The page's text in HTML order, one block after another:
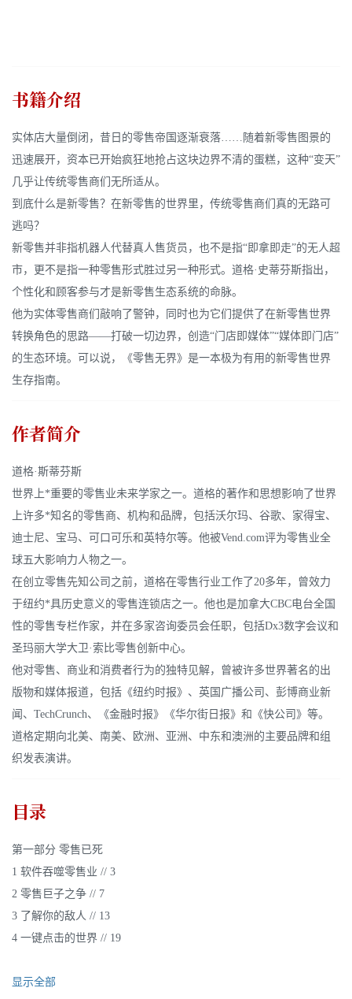
书籍介绍
实体店大量倒闭，昔日的零售帝国逐渐衰落……随着新零售图景的
迅速展开，资本已开始疯狂地抢占这块边界不清的蛋糕，这种“变天”
几乎让传统零售商们无所适从。
到底什么是新零售？在新零售的世界里，传统零售商们真的无路可
逃吗？
新零售并非指机器人代替真人售货员，也不是指“即拿即走”的无人超
市，更不是指一种零售形式胜过另一种形式。道格·史蒂芬斯指出，
个性化和顾客参与才是新零售生态系统的命脉。
他为实体零售商们敲响了警钟，同时也为它们提供了在新零售世界
转换角色的思路——打破一切边界，创造“门店即媒体”“媒体即门店”
的生态环境。可以说，《零售无界》是一本极为有用的新零售世界
生存指南。
作者简介
道格·斯蒂芬斯
世界上*重要的零售业未来学家之一。道格的著作和思想影响了世界
上许多*知名的零售商、机构和品牌，包括沃尔玛、谷歌、家得宝、
迪士尼、宝马、可口可乐和英特尔等。他被Vend.com评为零售业全
球五大影响力人物之一。
在创立零售先知公司之前，道格在零售行业工作了20多年，曾效力
于纽约*具历史意义的零售连锁店之一。他也是加拿大CBC电台全国
性的零售专栏作家，并在多家咨询委员会任职，包括Dx3数字会议和
圣玛丽大学大卫·索比零售创新中心。
他对零售、商业和消费者行为的独特见解，曾被许多世界著名的出
版物和媒体报道，包括《纽约时报》、英国广播公司、彭博商业新
闻、TechCrunch、《金融时报》《华尔街日报》和《快公司》等。
道格定期向北美、南美、欧洲、亚洲、中东和澳洲的主要品牌和组
织发表演讲。
目录
第一部分 零售已死
1 软件吞噬零售业 // 3
2 零售巨子之争 // 7
3 了解你的敌人 // 13
4 一键点击的世界 // 19
显示全部